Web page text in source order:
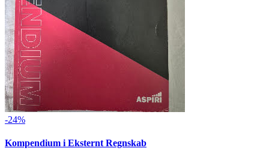
-24%
Kompendium i Eksternt Regnskab